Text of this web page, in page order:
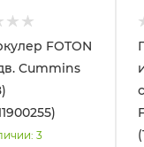
FOTON
Cummins
: 3